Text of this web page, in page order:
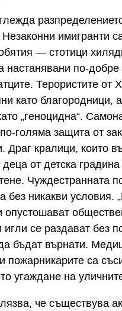
имигранти
— стотици
настанявани по-добре
Терористите от
като благородници,
„геноцидна“.
голяма защита от
Драг кралици, които
деца от детска
Чуждестранната
без никакви условия.
опустошават
игли се раздават без
бъдат върнати.
пожарникарите са
угаждане на
че съществува